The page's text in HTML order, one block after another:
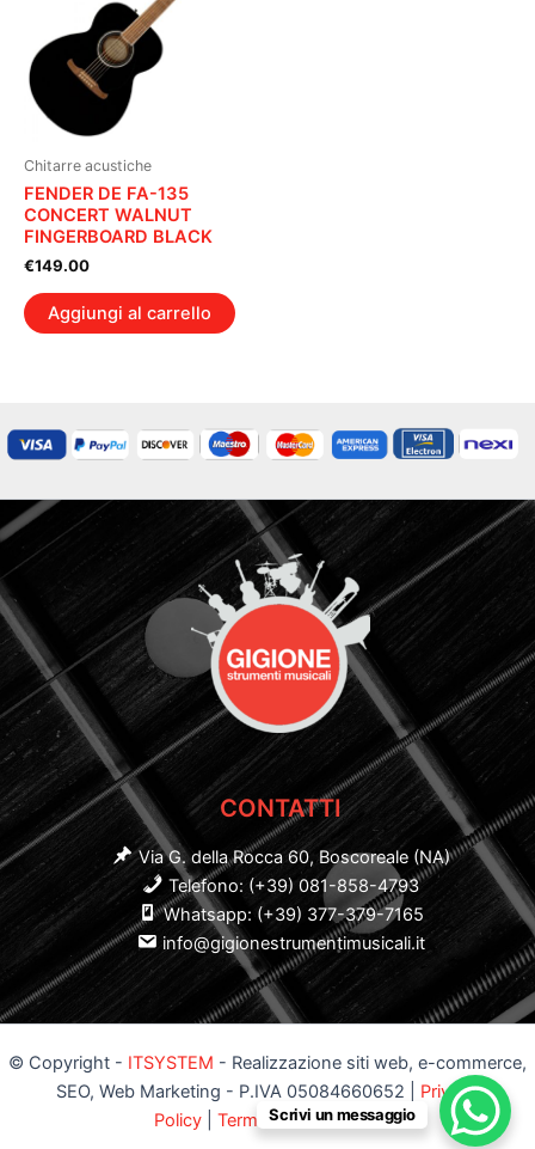
Chitarre acustiche
FENDER DE FA-135
CONCERT WALNUT
FINGERBOARD BLACK
€149.00
Aggiungi al carrello
CONTATTI
Via G. della Rocca 60, Boscoreale (NA)
Telefono: (+39) 081-858-4793
Whatsapp: (+39) 377-379-7165
info@gigionestrumentimusicali.it
© Copyright - ITSYSTEM - Realizzazione siti web, e-commerce,
SEO, Web Marketing - P.IVA 05084660652 | Privacy
Policy
Termini e Condizioni
Scrivi un messaggio